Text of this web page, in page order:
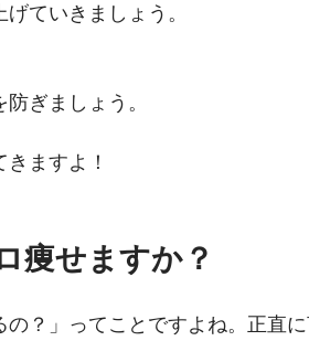
ていきましょう。
ぎましょう。
ますよ！
痩せますか？
？」ってことですよね。正直